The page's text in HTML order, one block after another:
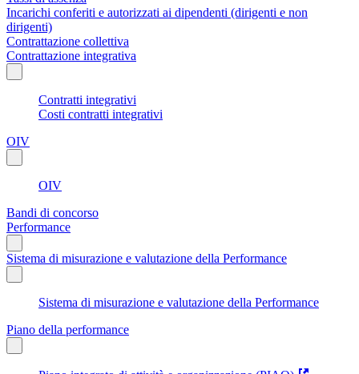
Incarichi conferiti e autorizzati ai dipendenti (dirigenti e non
dirigenti)
Contrattazione collettiva
Contrattazione integrativa
Contratti integrativi
Costi contratti integrativi
OIV
OIV
Bandi di concorso
Performance
Sistema di misurazione e valutazione della Performance
Sistema di misurazione e valutazione della Performance
Piano della performance